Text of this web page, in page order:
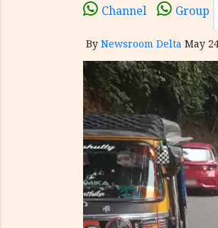
Channel Group
By Newsroom Delta May